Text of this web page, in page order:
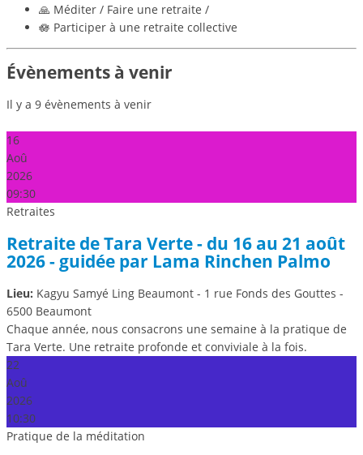
🙏 Méditer / Faire une retraite /
🪷 Participer à une retraite collective
Évènements à venir
Il y a 9 évènements à venir
16
Aoû
2026
09:30
Retraites
Retraite de Tara Verte - du 16 au 21 août
2026 - guidée par Lama Rinchen Palmo
Lieu: Kagyu Samyé Ling Beaumont - 1 rue Fonds des Gouttes -
6500 Beaumont
Chaque année, nous consacrons une semaine à la pratique de
Tara Verte. Une retraite profonde et conviviale à la fois.
22
Aoû
2026
10:30
Pratique de la méditation